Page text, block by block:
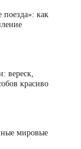
поезда»: как
вереск,
красиво
мировые